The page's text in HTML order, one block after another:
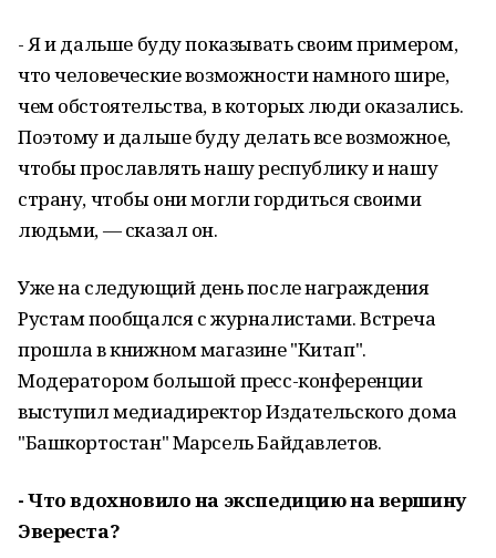
- Я и дальше буду показывать своим примером,
что человеческие возможности намного шире,
чем обстоятельства, в которых люди оказались.
Поэтому и дальше буду делать все возможное,
чтобы прославлять нашу республику и нашу
страну, чтобы они могли гордиться своими
людьми, — сказал он.
Уже на следующий день после награждения
Рустам пообщался с журналистами. Встреча
прошла в книжном магазине "Китап".
Модератором большой пресс-конференции
выступил медиадиректор Издательского дома
"Башкортостан" Марсель Байдавлетов.
- Что вдохновило на экспедицию на вершину
Эвереста?